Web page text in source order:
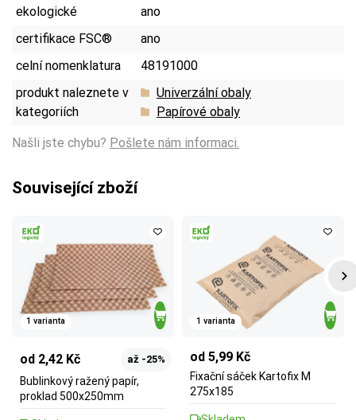
ekologické
ano
certifikace FSC®
ano
celní nomenklatura
48191000
produkt naleznete v
kategoriích
Univerzální obaly
Papírové obaly
Našli jste chybu? Pošlete nám informaci.
Související zboží
1 varianta
od 2,42 Kč až -25%
Bublinkový ražený papír,
proklad 500x250mm
1 varianta
od 5,99 Kč
Fixační sáček Kartofix M
275x185